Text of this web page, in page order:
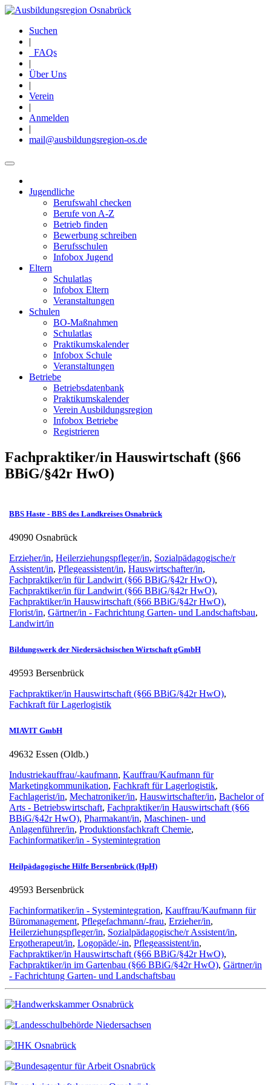
Direkt
Inhalt
Suchen
|
FAQs
|
Über Uns
|
Verein
|
Anmelden
|
mail@ausbildungsregion-os.de
Main
navigation
Jugendliche
Berufswahl checken
Berufe von A-Z
Betrieb finden
Bewerbung schreiben
Berufsschulen
Infobox Jugend
Eltern
Schulatlas
Infobox Eltern
Veranstaltungen
Schulen
BO-Maßnahmen
Schulatlas
Praktikumskalender
Infobox Schule
Veranstaltungen
Betriebe
Betriebsdatenbank
Praktikumskalender
Verein Ausbildungsregion
Infobox Betriebe
Registrieren
Fachpraktiker/in Hauswirtschaft (§66
BBiG/§42r HwO)
BBS Haste - BBS des Landkreises Osnabrück
49090 Osnabrück
Erzieher/in, Heilerziehungspfleger/in, Sozialpädagogische/r
Assistent/in, Pflegeassistent/in, Hauswirtschafter/in,
Fachpraktiker/in für Landwirt (§66 BBiG/§42r HwO),
Fachpraktiker/in für Landwirt (§66 BBiG/§42r HwO),
Fachpraktiker/in Hauswirtschaft (§66 BBiG/§42r HwO),
Florist/in, Gärtner/in - Fachrichtung Garten- und Landschaftsbau,
Landwirt/in
Bildungswerk der Niedersächsischen Wirtschaft gGmbH
49593 Bersenbrück
Fachpraktiker/in Hauswirtschaft (§66 BBiG/§42r HwO),
Fachkraft für Lagerlogistik
MIAVIT GmbH
49632 Essen (Oldb.)
Industriekauffrau/-kaufmann, Kauffrau/Kaufmann für
Marketingkommunikation, Fachkraft für Lagerlogistik,
Fachlagerist/in, Mechatroniker/in, Hauswirtschafter/in, Bachelor of
Arts - Betriebswirtschaft, Fachpraktiker/in Hauswirtschaft (§66
BBiG/§42r HwO), Pharmakant/in, Maschinen- und
Anlagenführer/in, Produktionsfachkraft Chemie,
Fachinformatiker/in - Systemintegration
Heilpädagogische Hilfe Bersenbrück (HpH)
49593 Bersenbrück
Fachinformatiker/in - Systemintegration, Kauffrau/Kaufmann für
Büromanagement, Pflegefachmann/-frau, Erzieher/in,
Heilerziehungspfleger/in, Sozialpädagogische/r Assistent/in,
Ergotherapeut/in, Logopäde/-in, Pflegeassistent/in,
Fachpraktiker/in Hauswirtschaft (§66 BBiG/§42r HwO),
Fachpraktiker/in im Gartenbau (§66 BBiG/§42r HwO), Gärtner/in
- Fachrichtung Garten- und Landschaftsbau